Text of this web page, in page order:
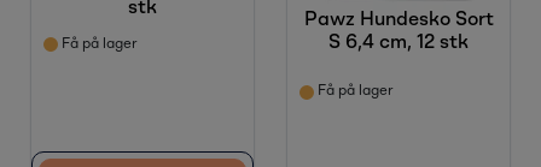
stk
Få på lager
Pawz Hundesko Sort
S 6,4 cm, 12 stk
Få på lager